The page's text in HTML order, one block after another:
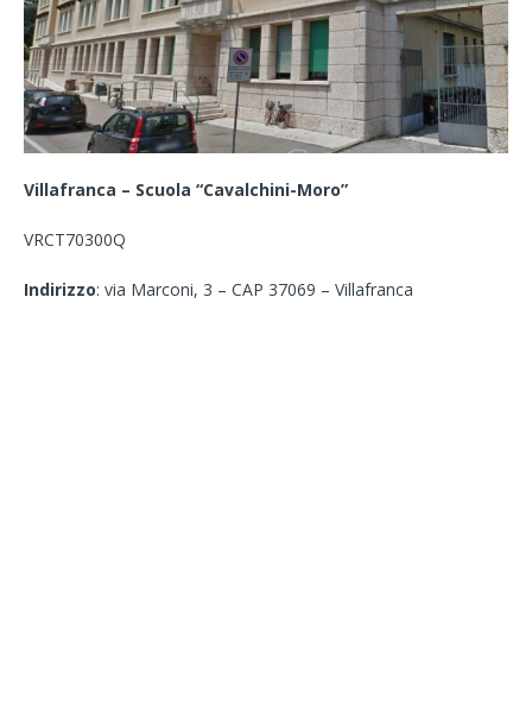
Villafranca – Scuola “Cavalchini-Moro”
VRCT70300Q
Indirizzo: via Marconi, 3 – CAP 37069 – Villafranca